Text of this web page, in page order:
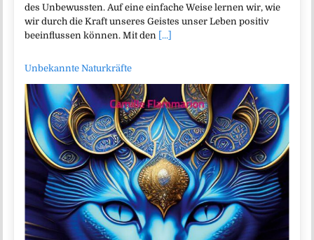
des Unbewussten. Auf eine einfache Weise lernen wir, wie
wir durch die Kraft unseres Geistes unser Leben positiv
beeinflussen können. Mit den [...]
Unbekannte Naturkräfte